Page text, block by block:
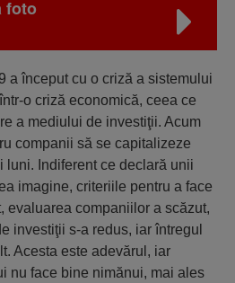
foto
a început cu o criză a sistemului
o criză economică, ceea ce
a mediului de investiţii. Acum
companii să se capitalizeze
luni. Indiferent ce declară unii
imagine, criteriile pentru a face
evaluarea companiilor a scăzut,
investiţii s-a redus, iar întregul
Acesta este adevărul, iar
nu face bine nimănui, mai ales